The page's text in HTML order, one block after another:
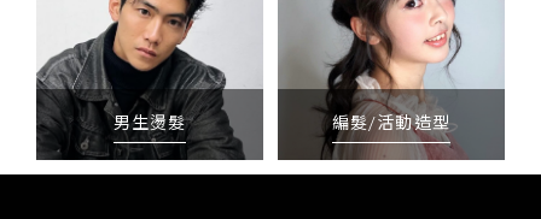
男生燙髮 編髮/活動造型